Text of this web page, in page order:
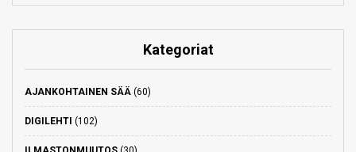
Kategoriat
AJANKOHTAINEN SÄÄ (60)
DIGILEHTI (102)